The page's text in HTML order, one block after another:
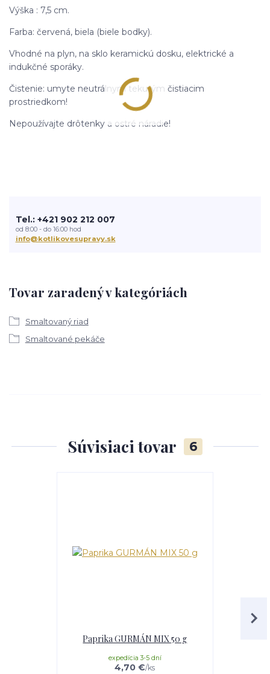
Výška : 7,5 cm.
Farba: červená, biela (biele bodky).
Vhodné na plyn, na sklo keramickú dosku, elektrické a
indukčné sporáky.
Čistenie: umyte neutrálnym tekutým čistiacim
prostriedkom!
Nepoužívajte drôtenky a ostré náradie!
Tovar zaradený v kategóriách
Smaltovaný riad
Smaltované pekáče
Tel.: +421 902 212 007
od 8:00 - do 16:00 hod
info@kotlikovesupravy.sk
Súvisiaci tovar 6
Paprika GURMÁN MIX 50 g
4,70 €/ks
expedícia 3-5 dní